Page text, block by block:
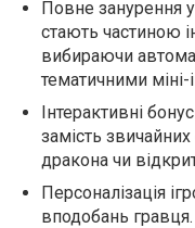
Повне занурення у
стають частиною
вибираючи
тематичними міні-
Інтерактивні
замість
дракона чи
Персоналізація
вподобань